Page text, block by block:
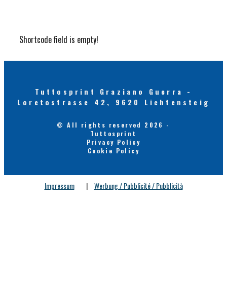
Shortcode field is empty!
Tuttosprint Graziano Guerra -
Loretostrasse 42, 9620 Lichtensteig
© All rights reserved 2026 -
Tuttosprint
Privacy Policy
Cookie Policy
Impressum | Werbung / Pubblicité / Pubblicità